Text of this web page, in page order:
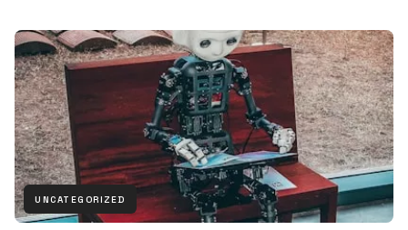
UNCATEGORIZED